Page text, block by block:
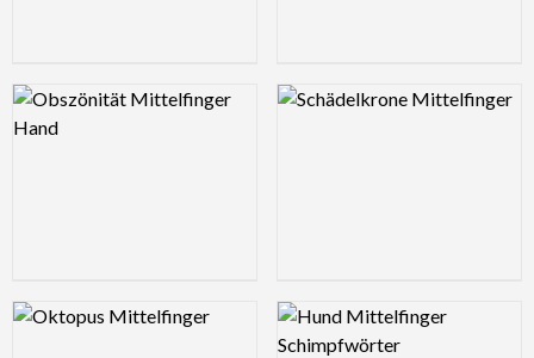
Logo Preview Image Logo Preview Image
Logo Preview Image Logo Preview Image